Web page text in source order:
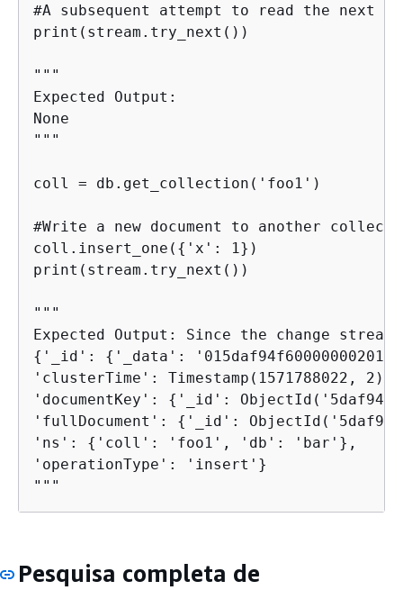
#A subsequent attempt to read the next
print(stream.try_next())
"""
Expected Output:
None
"""
coll = db.get_collection('foo1')
#Write a new document to another
coll.insert_one( { 'x': 1})
print(stream.try_next())
"""
{ '_id': { '_data':
'clusterTime': Timestamp(1571788022, 2),
'documentKey': { '_id':
'fullDocument': { '_id':
'ns': { 'coll': 'foo1', 'db': 'bar'},
'operationType': 'insert'}
"""
Pesquisa completa de